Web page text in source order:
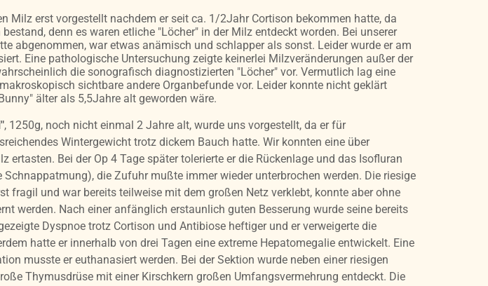
Milz erst vorgestellt nachdem er seit ca. 1/2Jahr Cortison bekommen hatte, da
denn es waren etliche "Löcher" in der Milz entdeckt worden. Bei unserer
abgenommen, war etwas anämisch und schlapper als sonst. Leider wurde er am
Eine pathologische Untersuchung zeigte keinerlei Milzveränderungen außer der
die sonografisch diagnostizierten "Löcher" vor. Vermutlich lag eine
sichtbare andere Organbefunde vor. Leider konnte nicht geklärt
älter als 5,5Jahre alt geworden wäre.
, 1250g, noch nicht einmal 2 Jahre alt, wurde uns vorgestellt, da er für
Wintergewicht trotz dickem Bauch hatte. Wir konnten eine über
ertasten. Bei der Op 4 Tage später tolerierte er die Rückenlage und das Isofluran
Schnappatmung), die Zufuhr mußte immer wieder unterbrochen werden. Die riesige
fragil und war bereits teilweise mit dem großen Netz verklebt, konnte aber ohne
werden. Nach einer anfänglich erstaunlich guten Besserung wurde seine bereits
Dyspnoe trotz Cortison und Antibiose heftiger und er verweigerte die
hatte er innerhalb von drei Tagen eine extreme Hepatomegalie entwickelt. Eine
musste er euthanasiert werden. Bei der Sektion wurde neben einer riesigen
Thymusdrüse mit einer Kirschkern großen Umfangsvermehrung entdeckt. Die